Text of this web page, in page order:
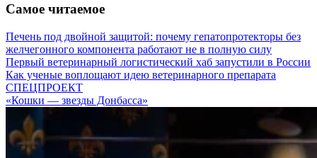
Самое читаемое
Печень под двойной защитой: почему гепатопротекторы без
желчегонного компонента работают не в полную силу
Первый ветеринарный логистический хаб запустили в России
Как ученые воплощают идею ветеринарного препарата
СПЕЦПРОЕКТ
«Кошки — звезды Донбасса»